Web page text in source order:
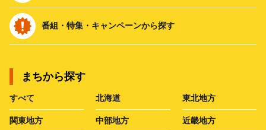
番組・特集・キャンペーンから探す
まちから探す
すべて 北海道 東北地方
関東地方 中部地方 近畿地方